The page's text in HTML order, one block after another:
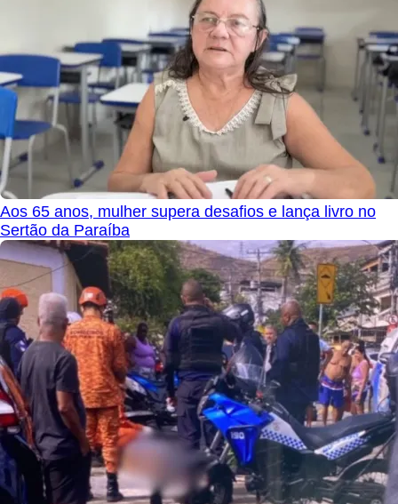
Aos 65 anos, mulher supera desafios e lança livro no
Sertão da Paraíba